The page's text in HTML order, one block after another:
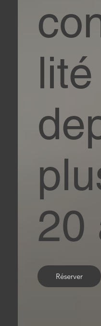
lité
20
Réserver